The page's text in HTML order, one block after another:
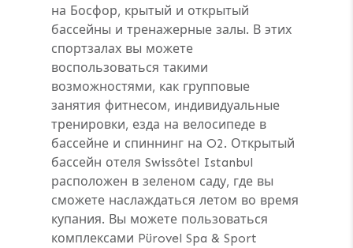
на Босфор, крытый и открытый
бассейны и тренажерные залы. В этих
спортзалах вы можете
воспользоваться такими
возможностями, как групповые
занятия фитнесом, индивидуальные
тренировки, езда на велосипеде в
бассейне и спиннинг на O2. Открытый
бассейн отеля Swissôtel Istanbul
расположен в зеленом саду, где вы
сможете наслаждаться летом во время
купания. Вы можете пользоваться
комплексами Pürovel Spa & Sport